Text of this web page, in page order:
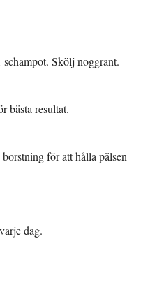
Skölj noggrant.
bästa resultat.
för att hålla pälsen
dag.